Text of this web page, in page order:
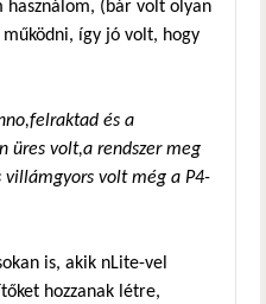
használom, (bár volt olyan
így jó volt, hogy
és a
üres volt,a rendszer meg
volt még a P4-
is, akik nLite-vel
hozzanak létre,